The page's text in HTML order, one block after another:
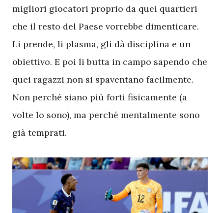
migliori giocatori proprio da quei quartieri
che il resto del Paese vorrebbe dimenticare.
Li prende, li plasma, gli dà disciplina e un
obiettivo. E poi li butta in campo sapendo che
quei ragazzi non si spaventano facilmente.
Non perché siano più forti fisicamente (a
volte lo sono), ma perché mentalmente sono
già temprati.